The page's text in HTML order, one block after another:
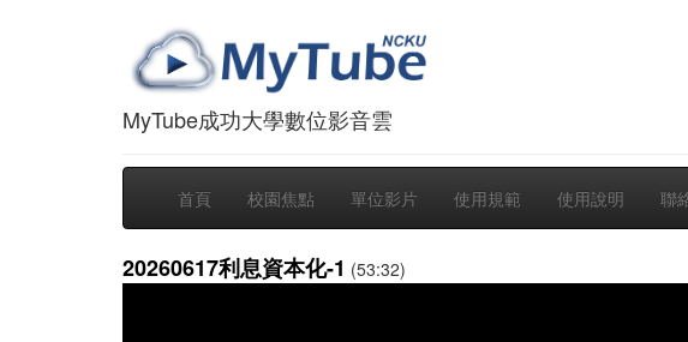
MyTube成功大學數位影音雲
首頁 校園焦點 單位影片 使用規範 使用說明 聯
20260617利息資本化-1 (53:32)